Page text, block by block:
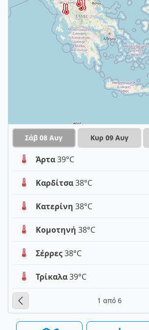
Σάβ 08 Αυγ Κυρ 09 Αυγ
Άρτα39°C
Καρδίτσα38°C
Κατερίνη 38°C
Κομοτηνή 38°C
Σέρρες38°C
Τρίκαλα39°C
1 από 6